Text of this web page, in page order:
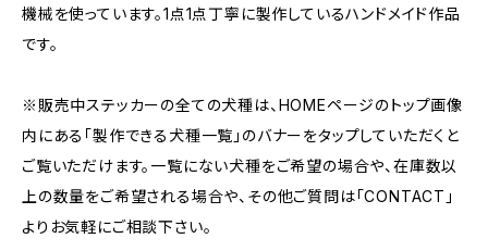
機械を使っています。1点1点丁寧に製作しているハンドメイド作品
です。
※販売中ステッカーの全ての犬種は、HOMEページのトップ画像
内にある「製作できる犬種一覧」のバナーをタップしていただくと
ご覧いただけます。一覧にない犬種をご希望の場合や、在庫数以
上の数量をご希望される場合や、その他ご質問は「CONTACT」
よりお気軽にご相談下さい。